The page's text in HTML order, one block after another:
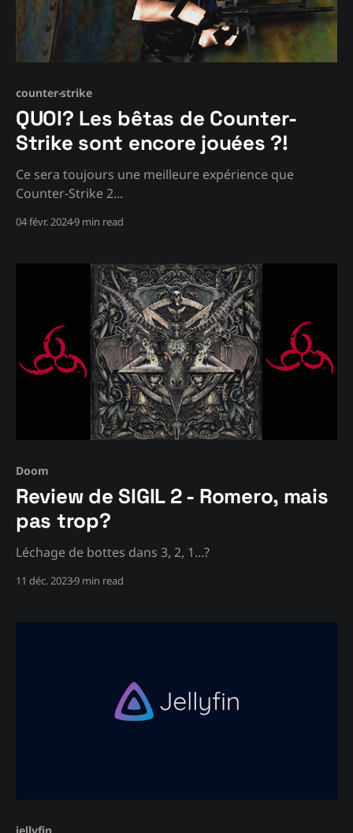
counter-strike
QUOI? Les bêtas de Counter-
Strike sont encore jouées ?!
Ce sera toujours une meilleure expérience que
Counter-Strike 2...
04 févr. 20249 min read
Doom
Review de SIGIL 2 - Romero, mais
pas trop?
Léchage de bottes dans 3, 2, 1...?
11 déc. 20239 min read